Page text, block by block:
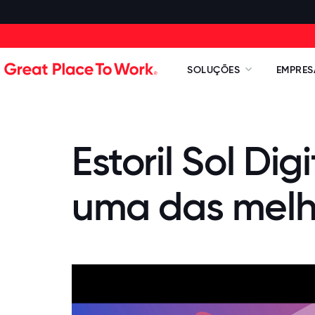
SOLUÇÕES
Estoril Sol
uma das